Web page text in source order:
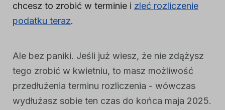
chcesz to zrobić w terminie i zleć rozliczenie
podatku teraz.
Ale bez paniki. Jeśli już wiesz, że nie zdążysz
tego zrobić w kwietniu, to masz możliwość
przedłużenia terminu rozliczenia - wówczas
wydłużasz sobie ten czas do końca maja 2025.